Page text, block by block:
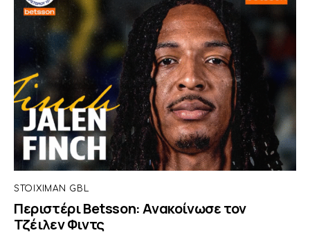
STOIXIMAN GBL
Περιστέρι Betsson: Ανακοίνωσε τον
Τζέιλεν Φιντς